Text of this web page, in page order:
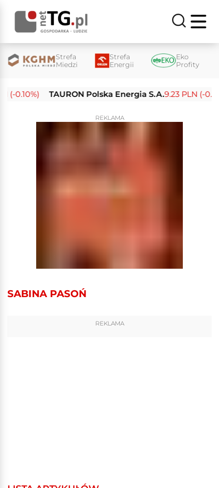
Strefa
Miedzi
Strefa
Energii
Eko
Profity
(-0.10%) TAURON Polska Energia S.A.9.23 PLN (-
REKLAMA
SABINA PASOŃ
REKLAMA